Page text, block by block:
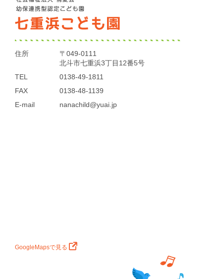
住所
〒049-0111
北斗市七重浜3丁目12番5号
TEL
0138-49-1811
FAX
0138-48-1139
E-mail
nanachild@yuai.jp
GoogleMapsで見る